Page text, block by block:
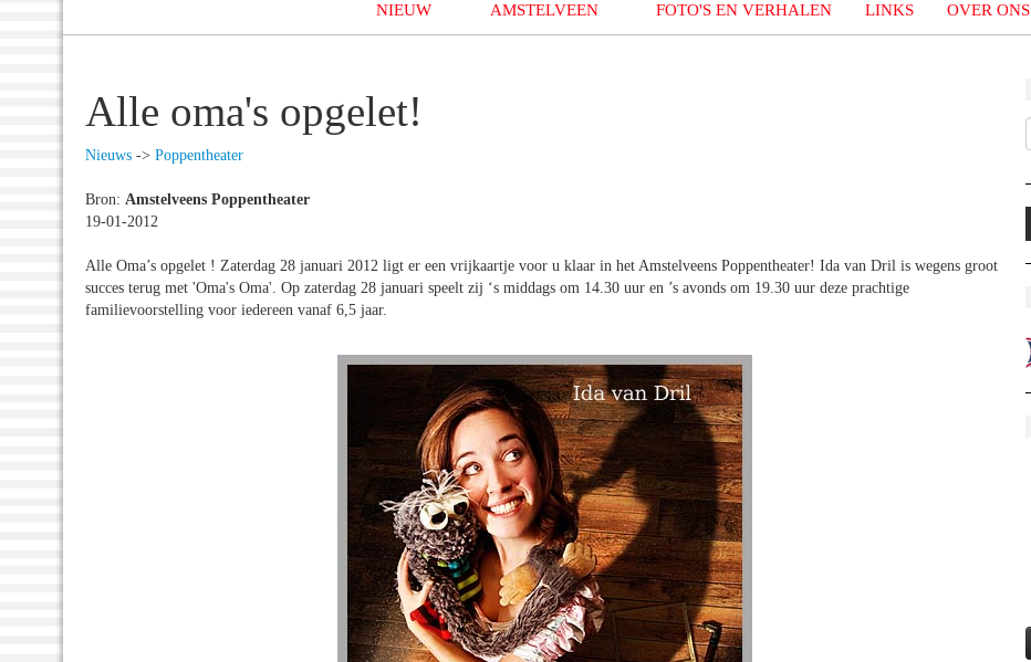
NIEUW AMSTELVEEN FOTO'S EN VERHALEN LINKS OVER ONS
Alle oma's opgelet!
Nieuws -> Poppentheater
Bron: Amstelveens Poppentheater
19-01-2012
Alle Oma’s opgelet ! Zaterdag 28 januari 2012 ligt er een vrijkaartje voor u klaar in het Amstelveens Poppentheater! Ida van Dril is wegens groot
succes terug met 'Oma's Oma'. Op zaterdag 28 januari speelt zij ‘s middags om 14.30 uur en ’s avonds om 19.30 uur deze prachtige
familievoorstelling voor iedereen vanaf 6,5 jaar.